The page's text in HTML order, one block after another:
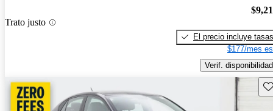
Trato justo
El precio incluye tasas
$177/mes
Verif. disponibilidad